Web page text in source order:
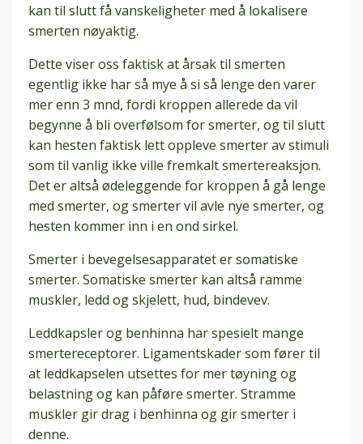
kan til slutt få vanskeligheter med å lokalisere
smerten nøyaktig.
Dette viser oss faktisk at årsak til smerten
egentlig ikke har så mye å si så lenge den varer
mer enn 3 mnd, fordi kroppen allerede da vil
begynne å bli overfølsom for smerter, og til slutt
kan hesten faktisk lett oppleve smerter av stimuli
som til vanlig ikke ville fremkalt smertereaksjon.
Det er altså ødeleggende for kroppen å gå lenge
med smerter, og smerter vil avle nye smerter, og
hesten kommer inn i en ond sirkel.
Smerter i bevegelsesapparatet er somatiske
smerter. Somatiske smerter kan altså ramme
muskler, ledd og skjelett, hud, bindevev.
Leddkapsler og benhinna har spesielt mange
smertereceptorer. Ligamentskader som fører til
at leddkapselen utsettes for mer tøyning og
belastning og kan påføre smerter. Stramme
muskler gir drag i benhinna og gir smerter i
denne.